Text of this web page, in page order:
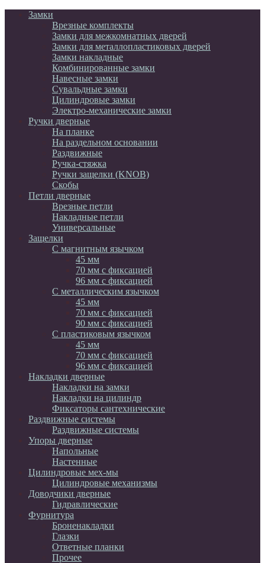
Замки
Врезные комплекты
Замки для межкомнатных дверей
Замки для металлопластиковых дверей
Замки накладные
Комбинированные замки
Навесные замки
Сувальдные замки
Цилиндровые замки
Электро-механические замки
Ручки дверные
На планке
На раздельном основании
Раздвижные
Ручка-стяжка
Ручки защелки (KNOB)
Скобы
Петли дверные
Врезные петли
Накладные петли
Универсальные
Защелки
С магнитным язычком
45 мм
70 мм c фиксацией
96 мм с фиксацией
С металлическим язычком
45 мм
70 мм c фиксацией
90 мм с фиксацией
С пластиковым язычком
45 мм
70 мм c фиксацией
96 мм с фиксацией
Накладки дверные
Накладки на замки
Накладки на цилиндр
Фиксаторы сантехнические
Раздвижные системы
Раздвижные системы
Упоры дверные
Напольные
Настенные
Цилиндровые мех-мы
Цилиндровые механизмы
Доводчики дверные
Гидравлические
Фурнитура
Броненакладки
Глазки
Ответные планки
Прочее